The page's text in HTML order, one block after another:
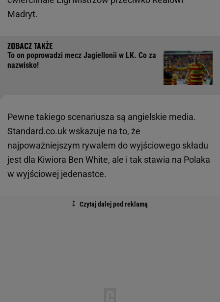
Madryt.
To on poprowadzi mecz Jagiellonii w LK. Co za
nazwisko!
Pewne takiego scenariusza są angielskie media.
Standard.co.uk wskazuje na to, że
najpoważniejszym rywalem do wyjściowego składu
jest dla Kiwiora Ben White, ale i tak stawia na Polaka
w wyjściowej jedenastce.